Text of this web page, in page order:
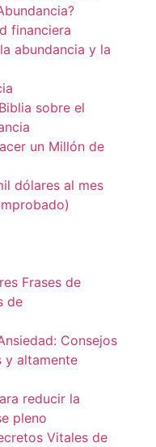
financiera
abundancia y la
sobre el
un Millón de
dólares al mes
Frases de
de
Consejos
y altamente
reducir la
pleno
Vitales de